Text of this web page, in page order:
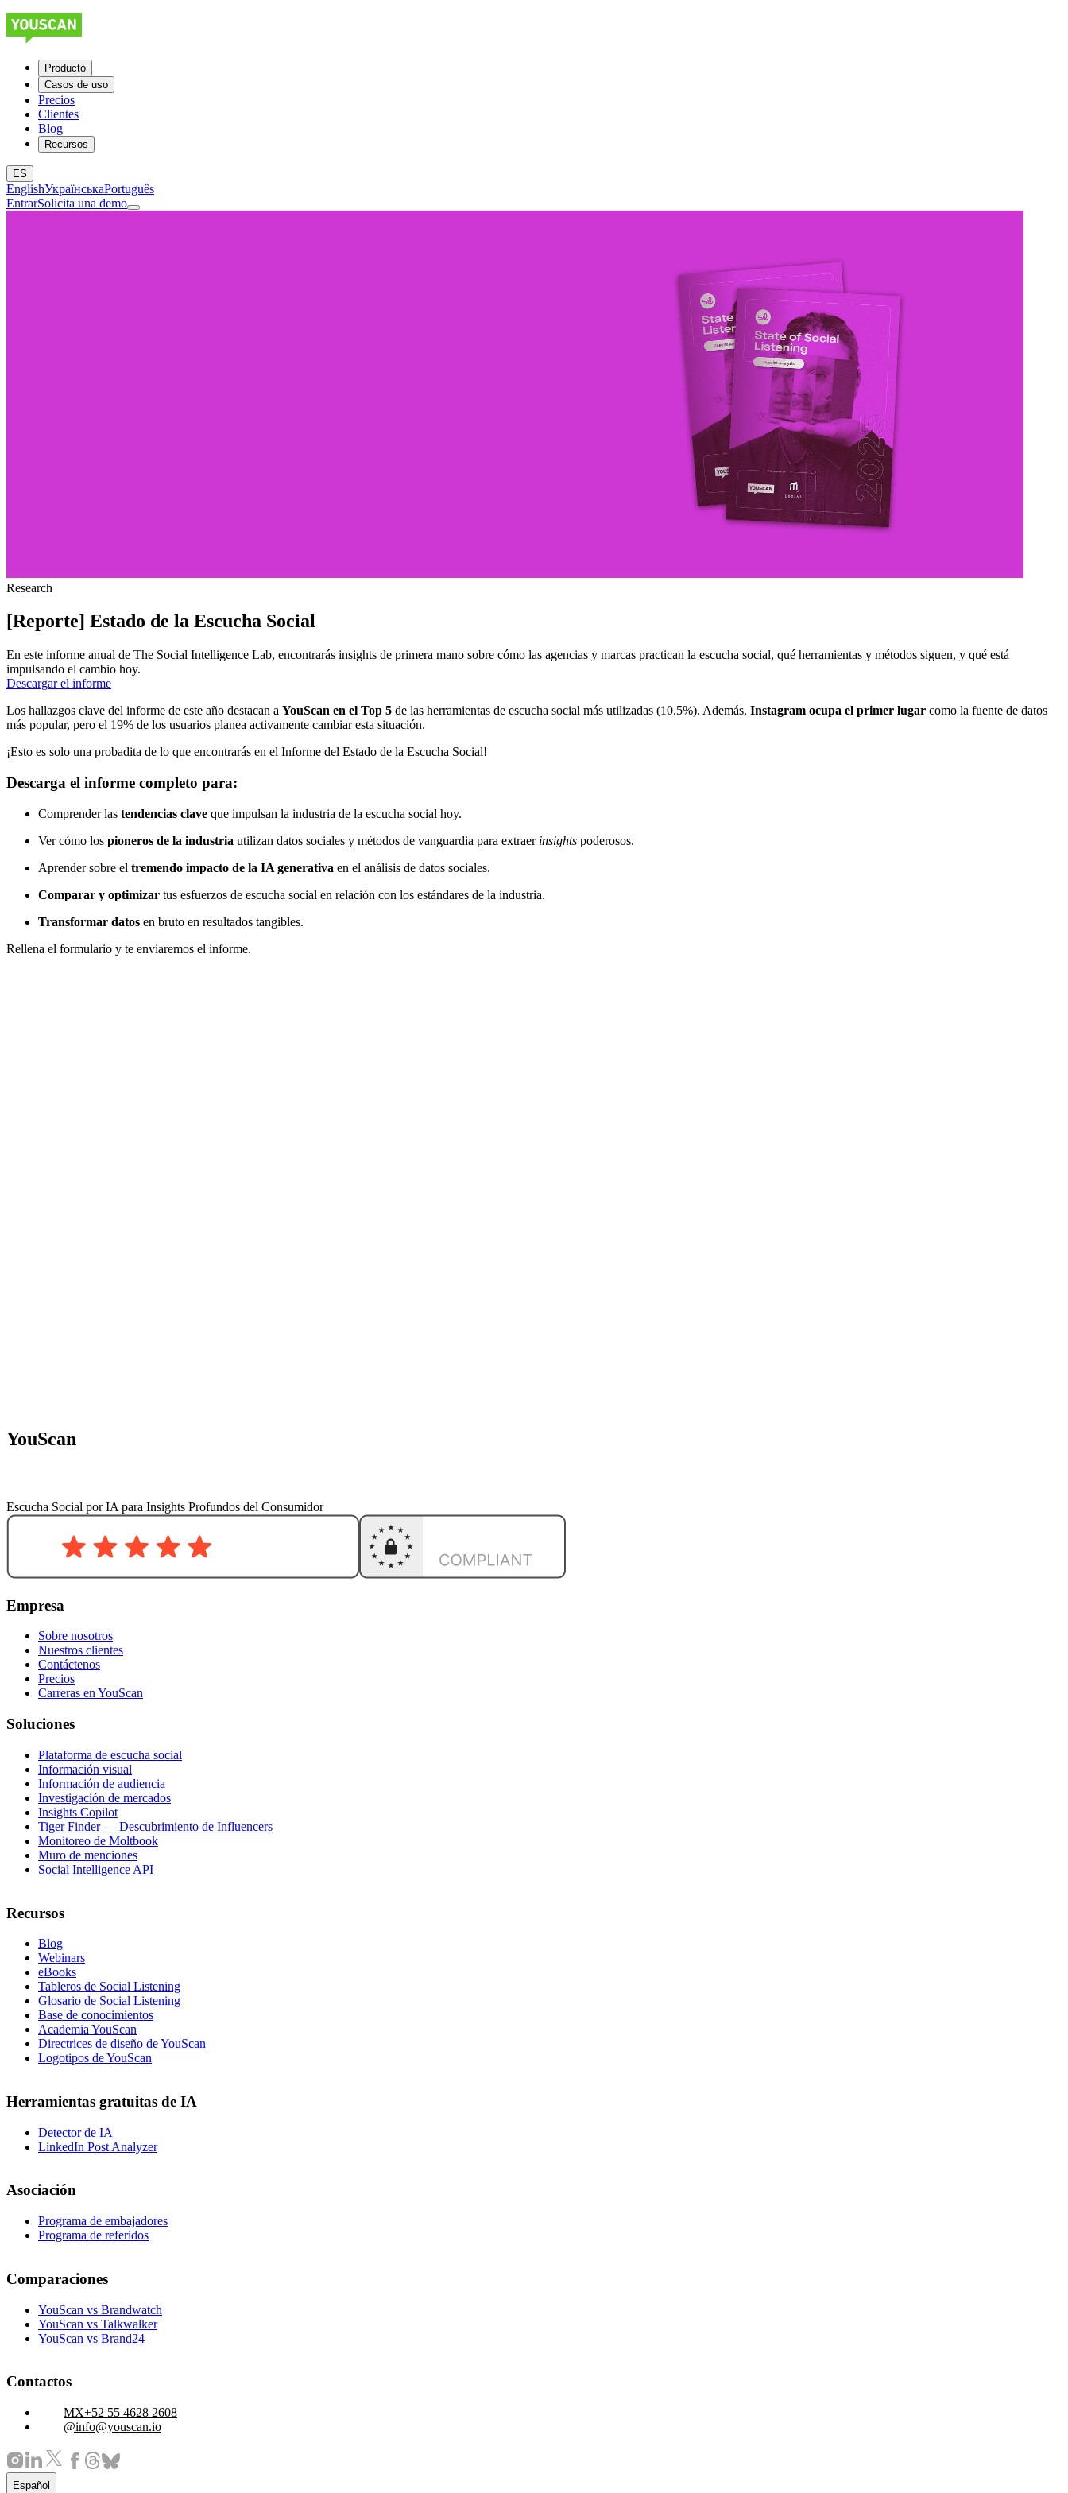
Producto
Casos de uso
Precios
Clientes
Blog
Recursos
ES
EnglishУкраїнськаPortuguês
EntrarSolicita una demo
Research
[Reporte] Estado de la Escucha Social
En este informe anual de The Social Intelligence Lab, encontrarás insights de primera mano sobre cómo las agencias y marcas practican la escucha social, qué herramientas y métodos siguen, y qué está
impulsando el cambio hoy.
Descargar el informe
Los hallazgos clave del informe de este año destacan a YouScan en el Top 5 de las herramientas de escucha social más utilizadas (10.5%). Además, Instagram ocupa el primer lugar como la fuente de datos
más popular, pero el 19% de los usuarios planea activamente cambiar esta situación.
¡Esto es solo una probadita de lo que encontrarás en el Informe del Estado de la Escucha Social!
Descarga el informe completo para:
Comprender las tendencias clave que impulsan la industria de la escucha social hoy.
Ver cómo los pioneros de la industria utilizan datos sociales y métodos de vanguardia para extraer insights poderosos.
Aprender sobre el tremendo impacto de la IA generativa en el análisis de datos sociales.
Comparar y optimizar tus esfuerzos de escucha social en relación con los estándares de la industria.
Transformar datos en bruto en resultados tangibles.
Rellena el formulario y te enviaremos el informe.
YouScan
Escucha Social por IA para Insights Profundos del Consumidor
Empresa
Sobre nosotros
Nuestros clientes
Contáctenos
Precios
Carreras en YouScan
Soluciones
Plataforma de escucha social
Información visual
Información de audiencia
Investigación de mercados
Insights Copilot
Tiger Finder — Descubrimiento de Influencers
Monitoreo de Moltbook
Muro de menciones
Social Intelligence API
Recursos
Blog
Webinars
eBooks
Tableros de Social Listening
Glosario de Social Listening
Base de conocimientos
Academia YouScan
Directrices de diseño de YouScan
Logotipos de YouScan
Herramientas gratuitas de IA
Detector de IA
LinkedIn Post Analyzer
Asociación
Programa de embajadores
Programa de referidos
Comparaciones
YouScan vs Brandwatch
YouScan vs Talkwalker
YouScan vs Brand24
Contactos
+52 55 4628 2608
info@youscan.io
Español